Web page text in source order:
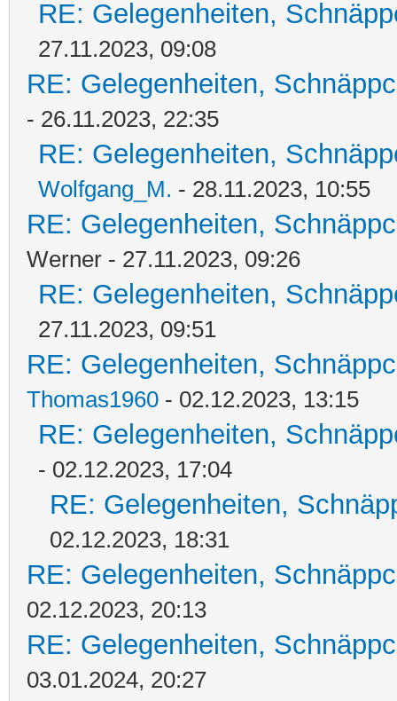
RE: Gelegenheiten,
27.11.2023, 09:08
RE: Gelegenheiten,
- 26.11.2023, 22:35
RE: Gelegenheiten,
Wolfgang_M. - 28.11.2023, 10:55
RE: Gelegenheiten,
Werner - 27.11.2023, 09:26
RE: Gelegenheiten,
27.11.2023, 09:51
RE: Gelegenheiten,
Thomas1960 - 02.12.2023, 13:15
RE: Gelegenheiten,
- 02.12.2023, 17:04
RE: Gelegenheiten,
02.12.2023, 18:31
RE: Gelegenheiten,
02.12.2023, 20:13
RE: Gelegenheiten,
03.01.2024, 20:27